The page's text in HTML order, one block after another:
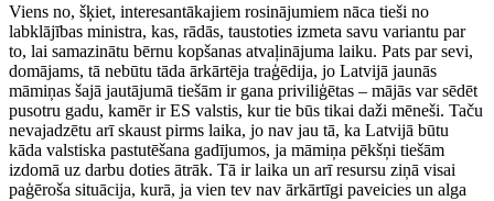
Viens no, šķiet, interesantākajiem rosinājumiem nāca tieši no
labklājības ministra, kas, rādās, taustoties izmeta savu variantu par
to, lai samazinātu bērnu kopšanas atvaļinājuma laiku. Pats par sevi,
domājams, tā nebūtu tāda ārkārtēja traģēdija, jo Latvijā jaunās
māmiņas šajā jautājumā tiešām ir gana priviliģētas – mājās var sēdēt
pusotru gadu, kamēr ir ES valstis, kur tie būs tikai daži mēneši. Taču
nevajadzētu arī skaust pirms laika, jo nav jau tā, ka Latvijā būtu
kāda valstiska pastutēšana gadījumos, ja māmiņa pēkšņi tiešām
izdomā uz darbu doties ātrāk. Tā ir laika un arī resursu ziņā visai
paģēroša situācija, kurā, ja vien tev nav ārkārtīgi paveicies un alga